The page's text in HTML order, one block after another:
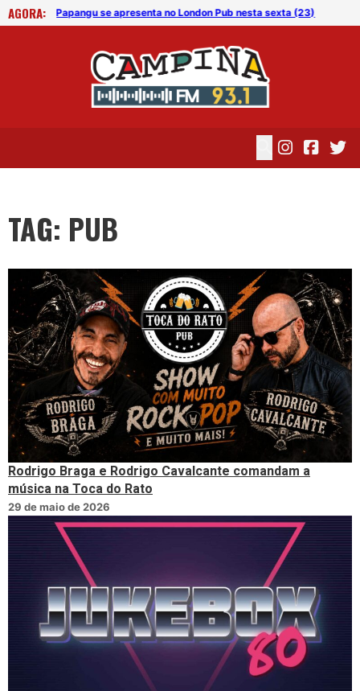
AGORA:
(27) Papangu se apresenta no London Pub nesta sexta (23)
TAG: PUB
Rodrigo Braga e Rodrigo Cavalcante comandam a
música na Toca do Rato
29 de maio de 2026